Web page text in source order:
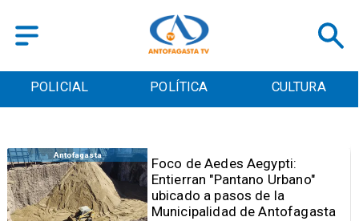
POLICIAL POLÍTICA CULTURA
Antofagasta
Foco de Aedes Aegypti:
Entierran "Pantano Urbano"
ubicado a pasos de la
Municipalidad de Antofagasta